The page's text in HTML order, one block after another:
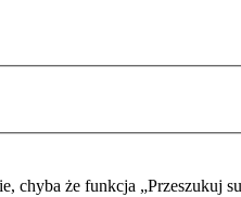
chyba że funkcja „Przeszukuj